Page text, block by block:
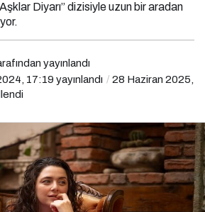
Diyarı” dizisiyle uzun bir aradan
yayınlandı
17:19 yayınlandı
28 Haziran 2025,